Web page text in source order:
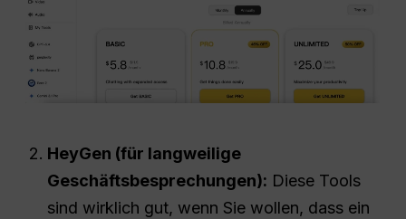
HeyGen (für langweilige
Geschäftsbesprechungen): Diese Tools
sind wirklich gut, wenn Sie wollen, dass ein